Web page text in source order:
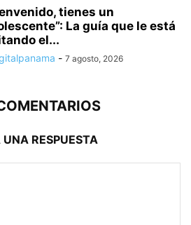
tienes un
La guía que le está
el...
- 7 agosto, 2026
UNA RESPUESTA